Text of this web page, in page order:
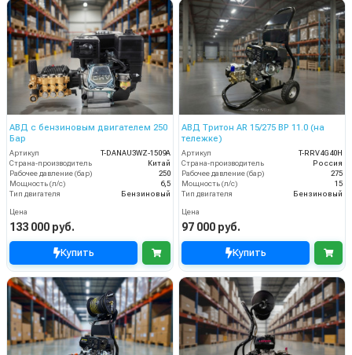
АВД с бензиновым двигателем 250
Бар
Артикул
T-DANAU3WZ-1509A
Страна-производитель
Китай
Рабочее давление (бар)
250
Мощность (л/с)
6,5
Тип двигателя
Бензиновый
Цена
133 000 руб.
Купить
АВД Тритон AR 15/275 ВР 11.0 (на
тележке)
Артикул
T-RRV4G40H
Страна-производитель
Россия
Рабочее давление (бар)
275
Мощность (л/с)
15
Тип двигателя
Бензиновый
Цена
97 000 руб.
Купить